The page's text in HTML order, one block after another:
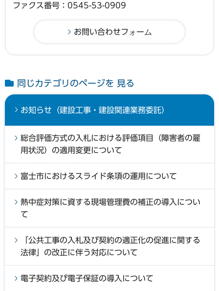
ファクス番号：0545-53-0909
同じカテゴリのページを 見る
お知らせ（建設工事・建設関連業務委託）
総合評価方式の入札における評価項目（障害者の雇
用状況）の適用変更について
富士市におけるスライド条項の運用について
熱中症対策に資する現場管理費の補正の導入につい
て
「公共工事の入札及び契約の適正化の促進に関する
法律」の改正に伴う対応について
電子契約及び電子保証の導入について